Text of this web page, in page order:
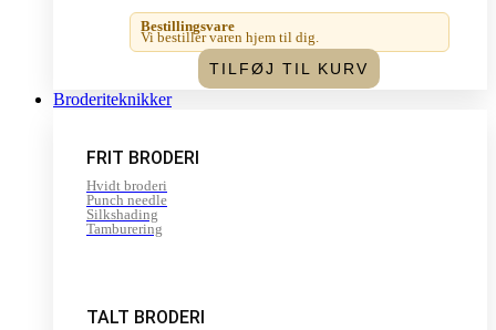
Bestillingsvare
Vi bestiller varen hjem til dig.
TILFØJ TIL KURV
Broderiteknikker
FRIT BRODERI
Hvidt broderi
Punch needle
Silkshading
Tamburering
TALT BRODERI